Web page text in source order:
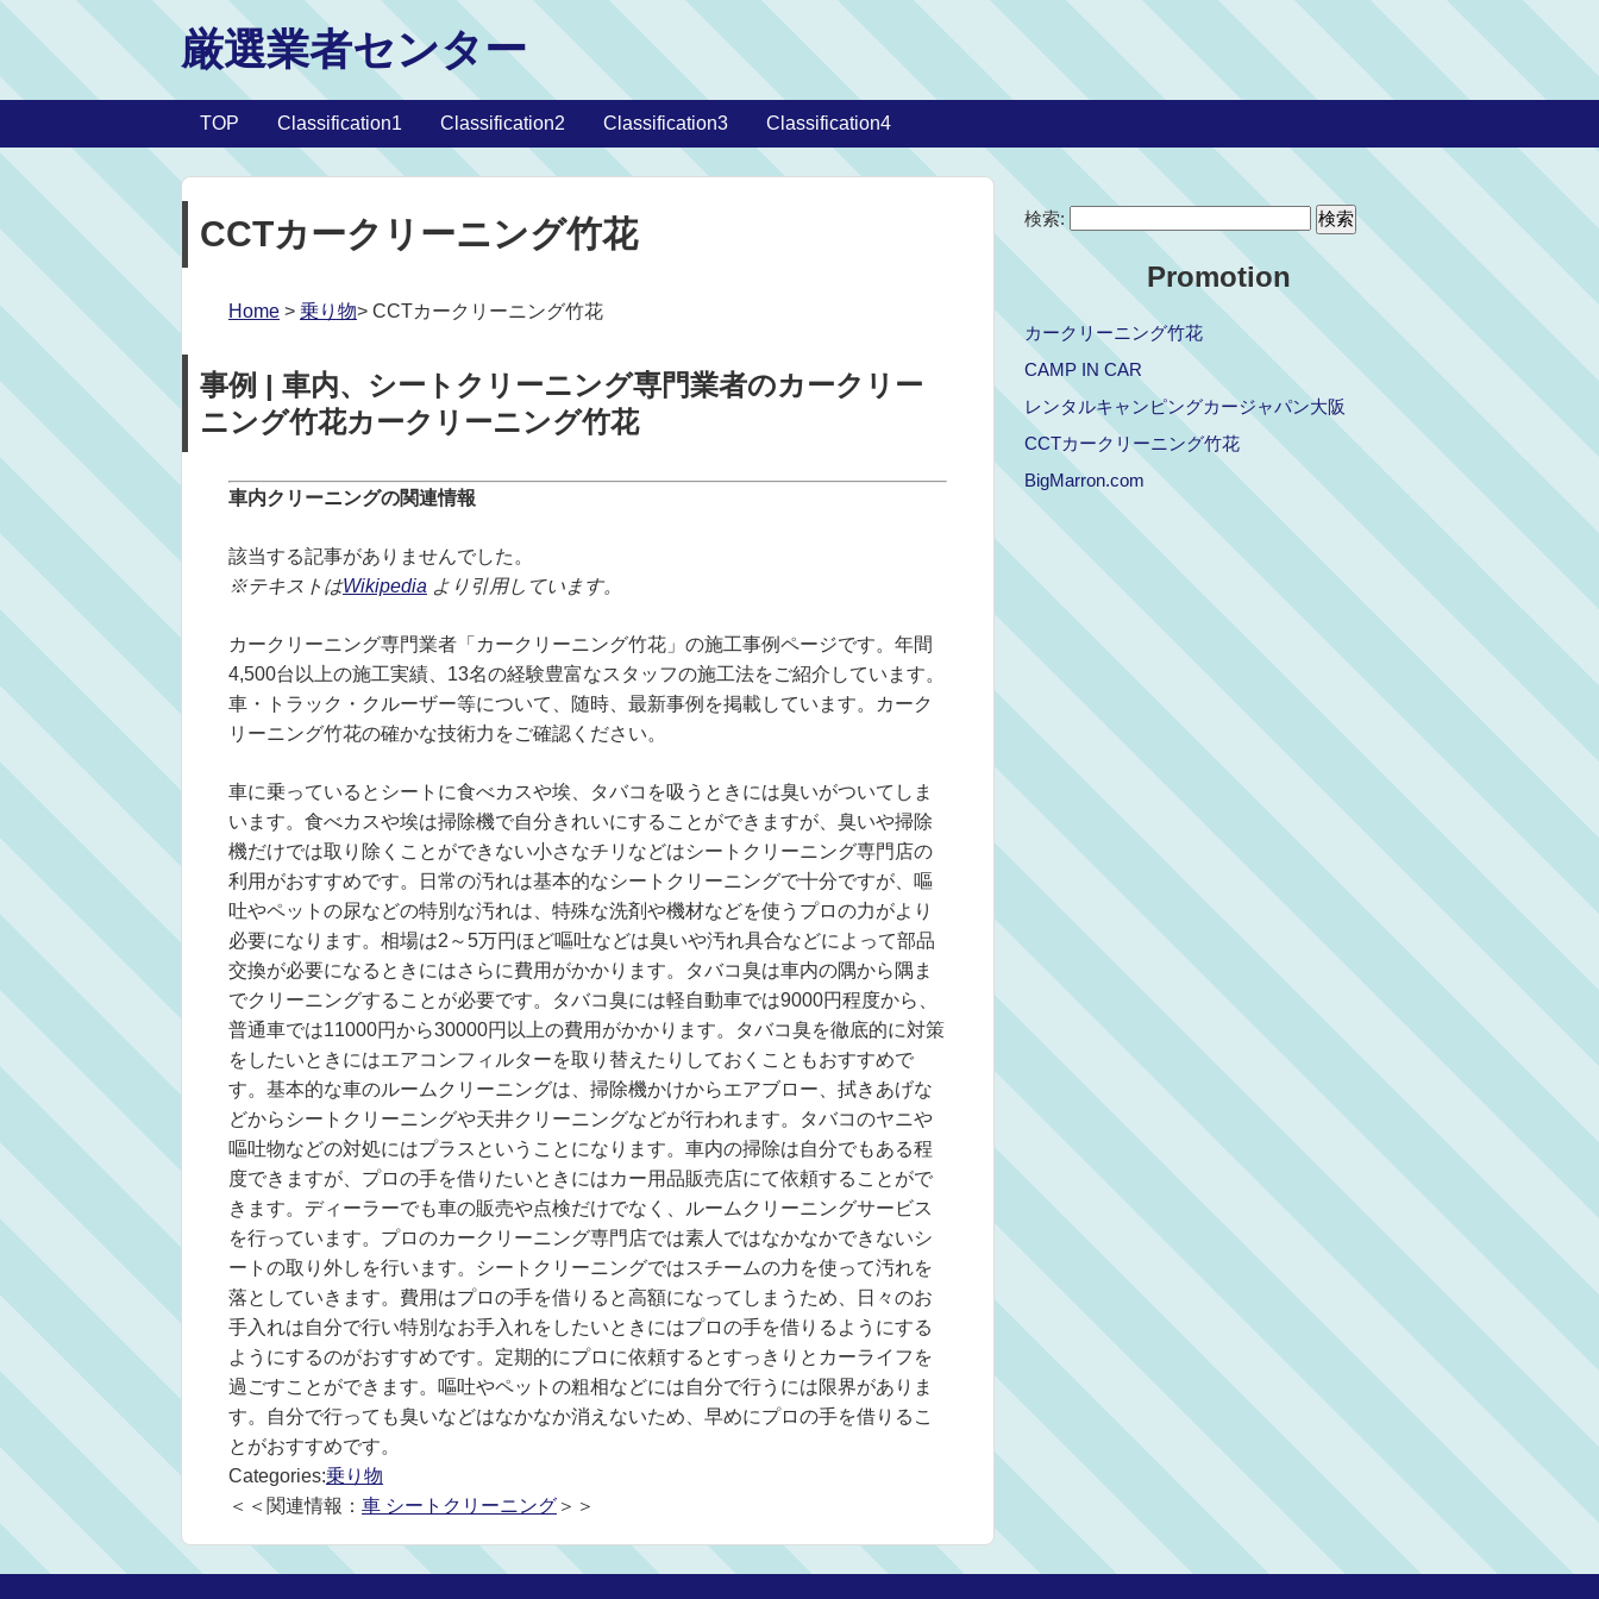
厳選業者センター
TOP Classification1 Classification2 Classification3 Classification4
CCTカークリーニング竹花
Home > 乗り物> CCTカークリーニング竹花
事例 | 車内、シートクリーニング専門業者のカークリー
ニング竹花カークリーニング竹花
車内クリーニングの関連情報
該当する記事がありませんでした。
※テキストはWikipedia より引用しています。
カークリーニング専門業者「カークリーニング竹花」の施工事例ページです。年間
4,500台以上の施工実績、13名の経験豊富なスタッフの施工法をご紹介しています。
車・トラック・クルーザー等について、随時、最新事例を掲載しています。カーク
リーニング竹花の確かな技術力をご確認ください。
車に乗っているとシートに食べカスや埃、タバコを吸うときには臭いがついてしま
います。食べカスや埃は掃除機で自分きれいにすることができますが、臭いや掃除
機だけでは取り除くことができない小さなチリなどはシートクリーニング専門店の
利用がおすすめです。日常の汚れは基本的なシートクリーニングで十分ですが、嘔
吐やペットの尿などの特別な汚れは、特殊な洗剤や機材などを使うプロの力がより
必要になります。相場は2～5万円ほど嘔吐などは臭いや汚れ具合などによって部品
交換が必要になるときにはさらに費用がかかります。タバコ臭は車内の隅から隅ま
でクリーニングすることが必要です。タバコ臭には軽自動車では9000円程度から、
普通車では11000円から30000円以上の費用がかかります。タバコ臭を徹底的に対策
をしたいときにはエアコンフィルターを取り替えたりしておくこともおすすめで
す。基本的な車のルームクリーニングは、掃除機かけからエアブロー、拭きあげな
どからシートクリーニングや天井クリーニングなどが行われます。タバコのヤニや
嘔吐物などの対処にはプラスということになります。車内の掃除は自分でもある程
度できますが、プロの手を借りたいときにはカー用品販売店にて依頼することがで
きます。ディーラーでも車の販売や点検だけでなく、ルームクリーニングサービス
を行っています。プロのカークリーニング専門店では素人ではなかなかできないシ
ートの取り外しを行います。シートクリーニングではスチームの力を使って汚れを
落としていきます。費用はプロの手を借りると高額になってしまうため、日々のお
手入れは自分で行い特別なお手入れをしたいときにはプロの手を借りるようにする
ようにするのがおすすめです。定期的にプロに依頼するとすっきりとカーライフを
過ごすことができます。嘔吐やペットの粗相などには自分で行うには限界がありま
す。自分で行っても臭いなどはなかなか消えないため、早めにプロの手を借りるこ
とがおすすめです。
Categories:乗り物
＜＜関連情報： 車 シートクリーニング ＞＞
検索:
Promotion
カークリーニング竹花
CAMP IN CAR
レンタルキャンピングカージャパン大阪
CCTカークリーニング竹花
BigMarron.com